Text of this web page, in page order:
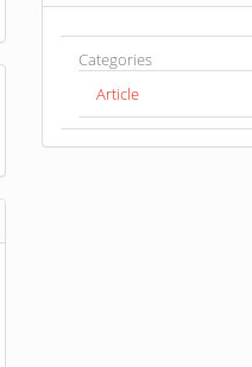
Categories
Article